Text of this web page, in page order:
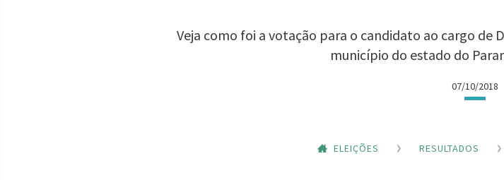
Veja como foi a votação para o candidato ao cargo de
município do estado do
07/10/2018
ELEIÇÕES RESULTADOS